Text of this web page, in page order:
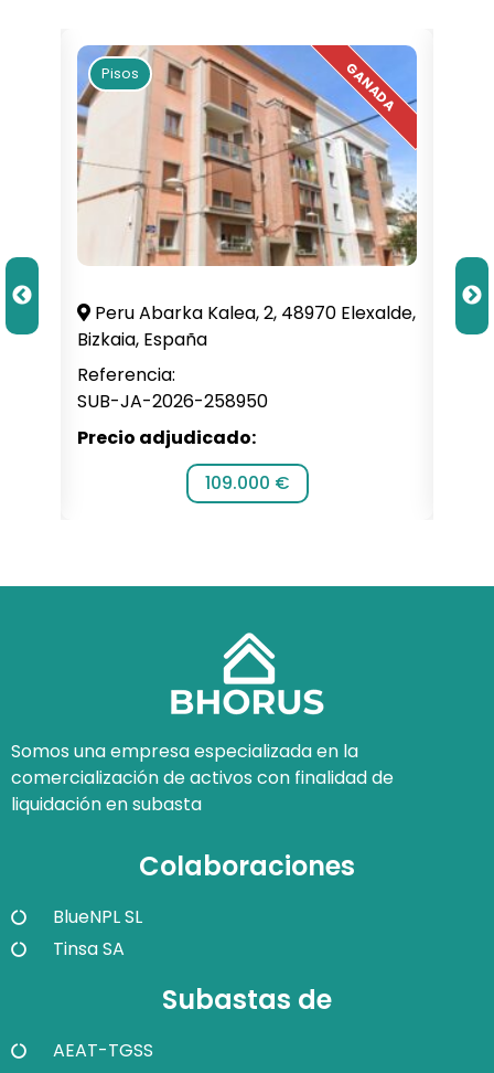
Pisos
Peru Abarka Kalea, 2, 48970 Elexalde,
Bizkaia, España
Referencia:
SUB-JA-2026-258950
Precio adjudicado:
109.000 €
C.
Somos una empresa especializada en la
comercialización de activos con finalidad de
liquidación en subasta
Colaboraciones
BlueNPL SL
Tinsa SA
Subastas de
AEAT-TGSS